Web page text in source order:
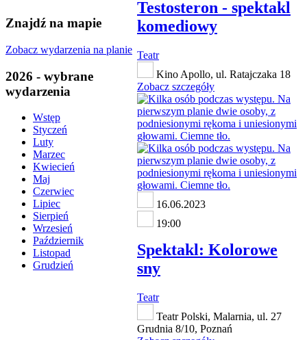
Znajdź na mapie
Zobacz wydarzenia na planie
2026 - wybrane
wydarzenia
Wstęp
Styczeń
Luty
Marzec
Kwiecień
Maj
Czerwiec
Lipiec
Sierpień
Wrzesień
Październik
Listopad
Grudzień
Testosteron - spektakl
komediowy
Teatr
Kino Apollo, ul. Ratajczaka 18
Zobacz szczegóły
16.06.2023
19:00
Spektakl: Kolorowe
sny
Teatr
Teatr Polski, Malarnia, ul. 27
Grudnia 8/10, Poznań